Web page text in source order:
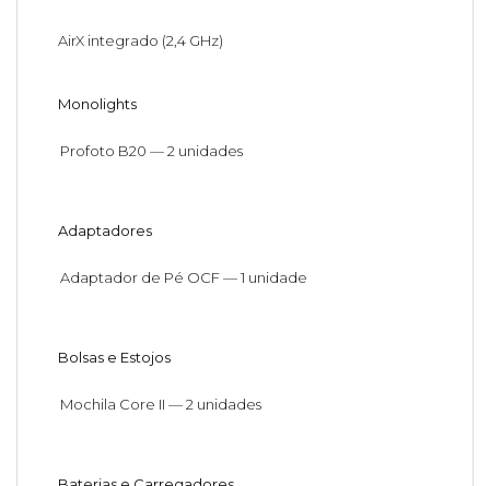
AirX integrado (2,4 GHz)
Monolights
Profoto B20 — 2 unidades
Adaptadores
Adaptador de Pé OCF — 1 unidade
Bolsas e Estojos
Mochila Core II — 2 unidades